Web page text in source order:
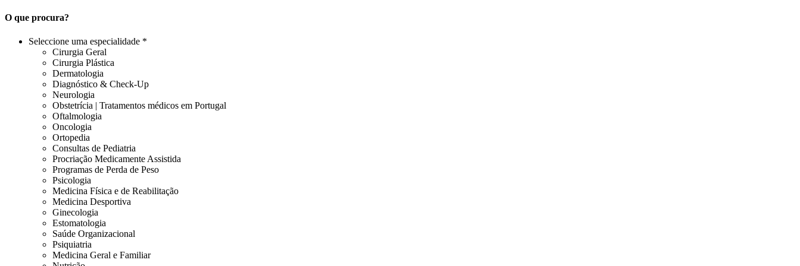
O que procura?
Seleccione uma especialidade *
Cirurgia Geral
Cirurgia Plástica
Dermatologia
Diagnóstico & Check-Up
Neurologia
Obstetrícia | Tratamentos médicos em Portugal
Oftalmologia
Oncologia
Ortopedia
Consultas de Pediatria
Procriação Medicamente Assistida
Programas de Perda de Peso
Psicologia
Medicina Física e de Reabilitação
Medicina Desportiva
Ginecologia
Estomatologia
Saúde Organizacional
Psiquiatria
Medicina Geral e Familiar